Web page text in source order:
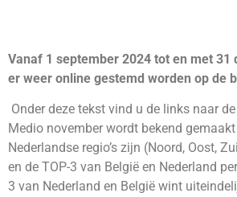
Vanaf 1 september 2024 tot en met 31
er weer online gestemd worden op de
Onder deze tekst vind u de links naar de
Medio november wordt bekend
Nederlandse regio’s zijn (Noord, Oost,
en de TOP-3 van België en Nederland
3 van Nederland en België wint